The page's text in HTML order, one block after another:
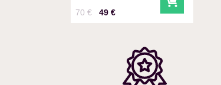
Cena s DPH
49 €
Pred zľavou:
70 € Do košíka